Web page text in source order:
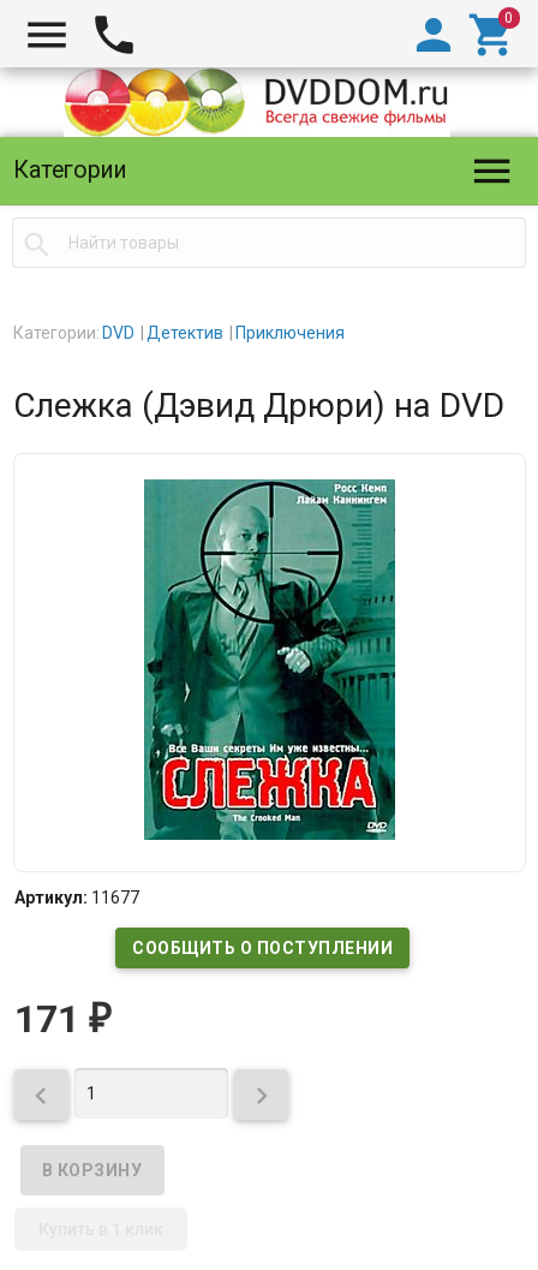
  

Категории 

Категории: DVD Детектив Приключения
Слежка (Дэвид Дрюри) на DVD
Артикул: 11677
СООБЩИТЬ О ПОСТУПЛЕНИИ
171 ₽
 